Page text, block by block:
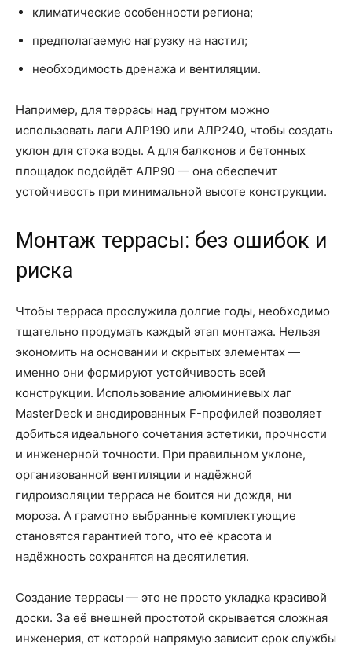
климатические особенности региона;
предполагаемую нагрузку на настил;
необходимость дренажа и вентиляции.
Например, для террасы над грунтом можно
использовать лаги АЛР190 или АЛР240, чтобы создать
уклон для стока воды. А для балконов и бетонных
площадок подойдёт АЛР90 — она обеспечит
устойчивость при минимальной высоте конструкции.
Монтаж террасы: без ошибок и
риска
Чтобы терраса прослужила долгие годы, необходимо
тщательно продумать каждый этап монтажа. Нельзя
экономить на основании и скрытых элементах —
именно они формируют устойчивость всей
конструкции. Использование алюминиевых лаг
MasterDeck и анодированных F-профилей позволяет
добиться идеального сочетания эстетики, прочности
и инженерной точности. При правильном уклоне,
организованной вентиляции и надёжной
гидроизоляции терраса не боится ни дождя, ни
мороза. А грамотно выбранные комплектующие
становятся гарантией того, что её красота и
надёжность сохранятся на десятилетия.
Создание террасы — это не просто укладка красивой
доски. За её внешней простотой скрывается сложная
инженерия, от которой напрямую зависит срок службы